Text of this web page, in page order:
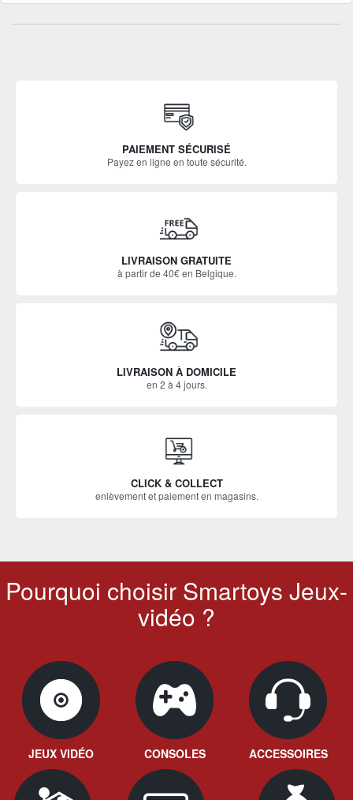
PAIEMENT SÉCURISÉ
Payez en ligne en toute sécurité.
LIVRAISON GRATUITE
à partir de 40€ en Belgique.
LIVRAISON À DOMICILE
en 2 à 4 jours.
CLICK & COLLECT
enlèvement et paiement en magasins.
Pourquoi choisir Smartoys Jeux-
vidéo ?
JEUX VIDÉO CONSOLES ACCESSOIRES